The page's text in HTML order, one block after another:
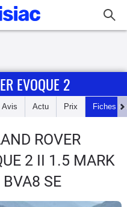
EVOQUE 2
Avis Actu Prix Fiches
ROVER
2 II 1.5 MARK
SE